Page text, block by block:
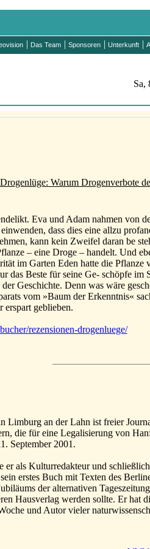
Das Team Sponsoren Unterkunft
Sa,
Warum Drogenverbote
Eva und Adam nahmen von
dass dies eine allzu
kann kein Zweifel daran be
– eine Droge – handelt. Und
im Garten Eden hatte die
das Beste für seine Ge- schöpfe
Geschichte. Denn was wäre
vom »Baum der Erkenntnis«
geblieben.
rezensionen-drogenluege/
Limburg an der Lahn ist freier
die für eine Legalisierung von
September 2001.
er als Kulturredakteur und
erstes Buch mit Texten des
der alternativen
Hausverlag werden sollte. Er
und Autor vieler